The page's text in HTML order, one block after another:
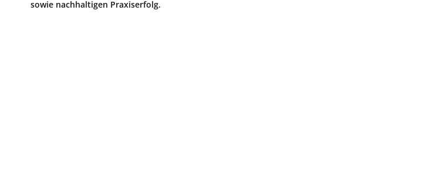
sowie nachhaltigen Praxiserfolg.